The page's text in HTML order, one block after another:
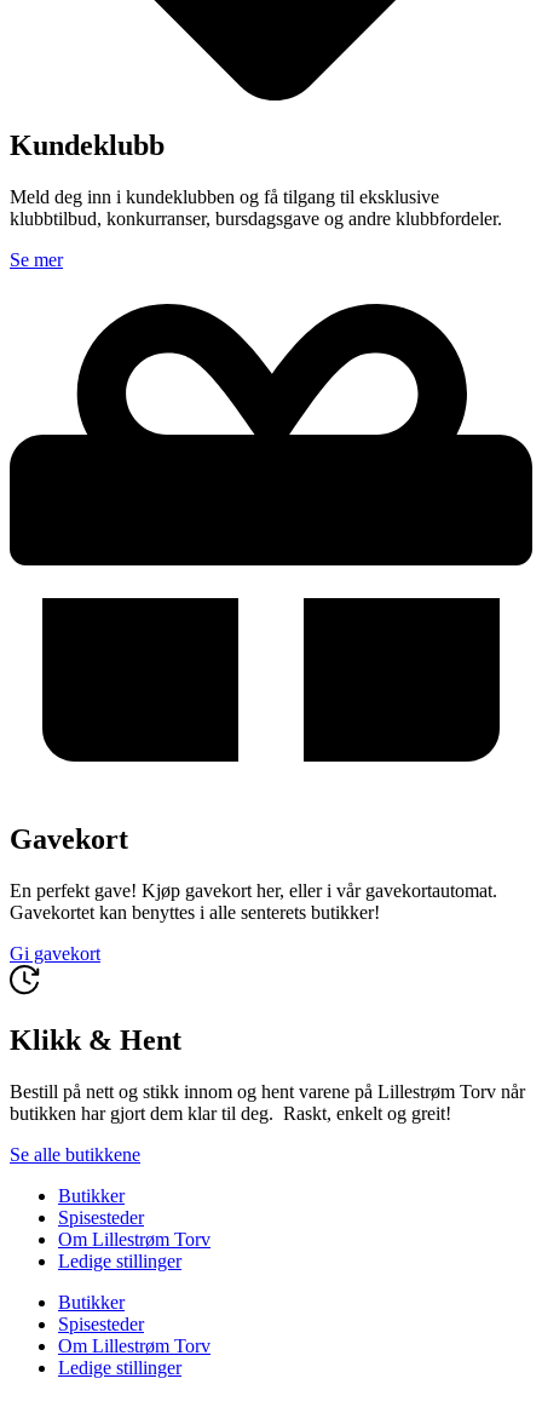
Kundeklubb
Meld deg inn i kundeklubben og få tilgang til eksklusive
klubbtilbud, konkurranser, bursdagsgave og andre klubbfordeler.
Se mer
Gavekort
En perfekt gave! Kjøp gavekort her, eller i vår gavekortautomat.
Gavekortet kan benyttes i alle senterets butikker!
Gi gavekort
Klikk & Hent
Bestill på nett og stikk innom og hent varene på Lillestrøm Torv når
butikken har gjort dem klar til deg. Raskt, enkelt og greit!
Se alle butikkene
Butikker
Spisesteder
Om Lillestrøm Torv
Ledige stillinger
Butikker
Spisesteder
Om Lillestrøm Torv
Ledige stillinger